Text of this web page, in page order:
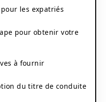
les expatriés
pour obtenir votre
à fournir
du titre de conduite